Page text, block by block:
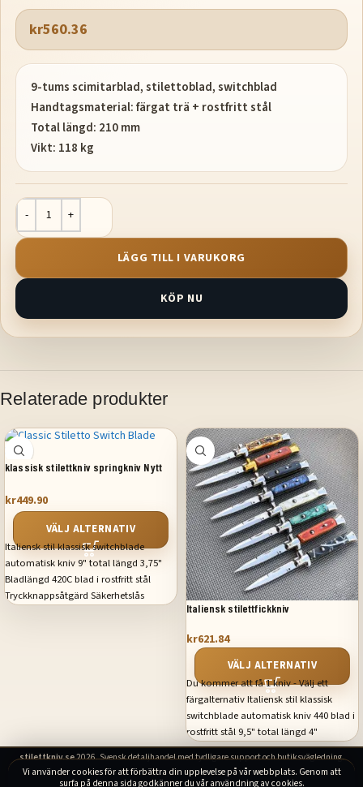
kr560.36
9-tums scimitarblad, stilettoblad, switchblad
Handtagsmaterial: färgat trä + rostfritt stål
Total längd: 210 mm
Vikt: 118 kg
LÄGG TILL I VARUKORG
KÖP NU
Relaterade produkter
klassisk stilettkniv springkniv Nytt
kr449.90
VÄLJ ALTERNATIV
Italiensk stil klassisk switchblade
automatisk kniv 9" total längd 3,75"
Bladlängd 420C blad i rostfritt stål
Tryckknappsåtgärd Säkerhetslås
Italiensk stilettfickkniv
kr621.84
VÄLJ ALTERNATIV
Du kommer att få 1 kniv - Välj ett
färgalternativ Italiensk stil klassisk
switchblade automatisk kniv 440 blad i
rostfritt stål 9,5" total längd 4"
bladlängd Tryckknappsåtgärd
Säkerhetslås
stilettkniv.se2026. Svensk detaljhandel med tydligare support och butiksvägledning.
Vi använder cookies för att förbättra din upplevelse på vår webbplats. Genom att
surfa på denna sida godkänner du vår användning av cookies.